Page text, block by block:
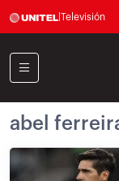
Televisión
abel